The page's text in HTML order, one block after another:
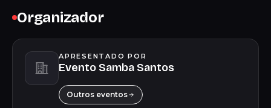
Organizador
APRESENTADO POR
Evento Samba Santos
Outros eventos